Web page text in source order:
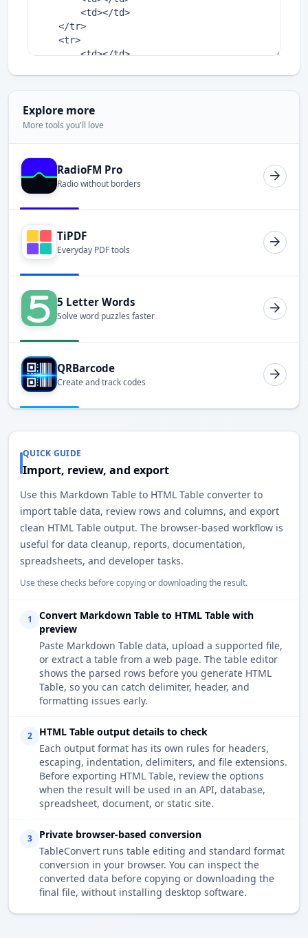
Explore more
More tools you'll love
RadioFM Pro
Radio without borders
TiPDF
Everyday PDF tools
5 Letter Words
Solve word puzzles faster
QRBarcode
Create and track codes
QUICK GUIDE
Import, review, and export
Use this Markdown Table to HTML Table converter to
import table data, review rows and columns, and export
clean HTML Table output. The browser-based workflow is
useful for data cleanup, reports, documentation,
spreadsheets, and developer tasks.
Use these checks before copying or downloading the result.
1
Convert Markdown Table to HTML Table with
preview
Paste Markdown Table data, upload a supported file,
or extract a table from a web page. The table editor
shows the parsed rows before you generate HTML
Table, so you can catch delimiter, header, and
formatting issues early.
2
HTML Table output details to check
Each output format has its own rules for headers,
escaping, indentation, delimiters, and file extensions.
Before exporting HTML Table, review the options
when the result will be used in an API, database,
spreadsheet, document, or static site.
3
Private browser-based conversion
TableConvert runs table editing and standard format
conversion in your browser. You can inspect the
converted data before copying or downloading the
final file, without installing desktop software.